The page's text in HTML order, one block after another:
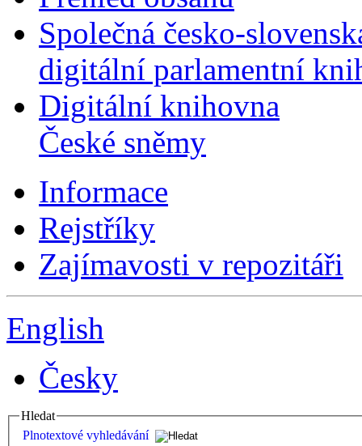
Společná česko-
digitální parlamentní
Digitální knihovna
České sněmy
Informace
Rejstříky
Zajímavosti v repozitáři
English
Česky
Hledat
Plnotextové vyhledávání